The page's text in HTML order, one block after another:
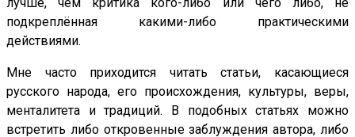
лучше, чем критика кого-либо или чего либо, не
подкреплённая какими-либо практическими
действиями.
Мне часто приходится читать статьи, касающиеся
русского народа, его происхождения, культуры, веры,
менталитета и традиций. В подобных статьях можно
встретить либо откровенные заблуждения автора, либо